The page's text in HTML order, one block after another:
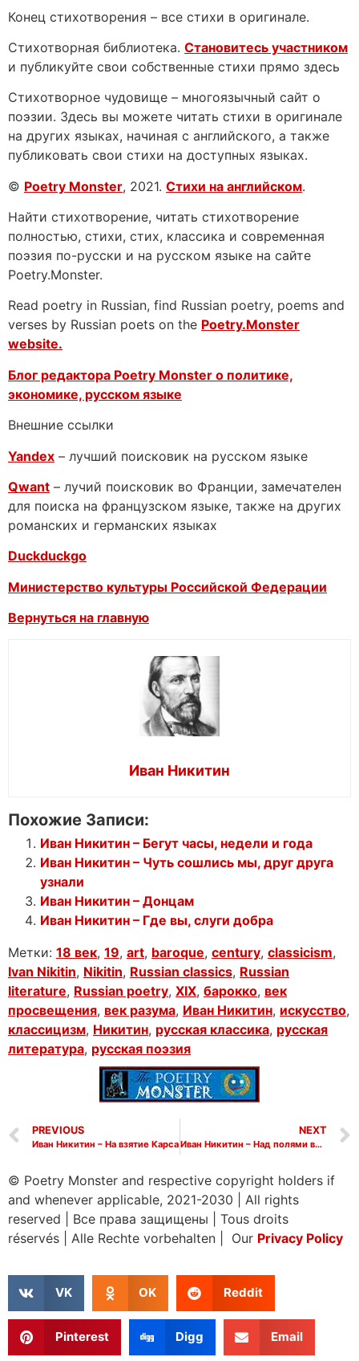
Конец стихотворения – все стихи в оригинале.
Стихотворная библиотека. Становитесь участником
и публикуйте свои собственные стихи прямо здесь
Стихотворное чудовище – многоязычный сайт о
поэзии. Здесь вы можете читать стихи в оригинале
на других языках, начиная с английского, а также
публиковать свои стихи на доступных языках.
© Poetry Monster, 2021. Стихи на английском.
Найти стихотворение, читать стихотворение
полностью, стихи, стих, классика и современная
поэзия по-русски и на русском языке на сайте
Poetry.Monster.
Read poetry in Russian, find Russian poetry, poems and
verses by Russian poets on the Poetry.Monster
website.
Блог редактора Poetry Monster о политике,
экономике, русском языке
Внешние ссылки
Yandex – лучший поисковик на русском языке
Qwant – лучий поисковик во Франции, замечателен
для поиска на французском языке, также на других
романских и германских языках
Duckduckgo
Министерство культуры Российской Федерации
Вернуться на главную
Иван Никитин
Похожие Записи:
Иван Никитин – Бегут часы, недели и года
Иван Никитин – Чуть сошлись мы, друг друга
узнали
Иван Никитин – Донцам
Иван Никитин – Где вы, слуги добра
Метки: 18 век, 19, art, baroque, century, classicism,
Ivan Nikitin, Nikitin, Russian classics, Russian
literature, Russian poetry, XIX, барокко, век
просвещения, век разума, Иван Никитин, искусство,
классицизм, Никитин, русская классика, русская
литература, русская поэзия
PREVIOUS
Иван Никитин – На взятие Карса
NEXT
Иван Никитин – Над полями вечерняя зорька горит
© Poetry Monster and respective copyright holders if
and whenever applicable, 2021-2030
All rights
reserved
Все права защищены
Tous droits
réservés
Alle Rechte vorbehalten | Our Privacy Policy
VK OK Reddit
Pinterest Digg Email